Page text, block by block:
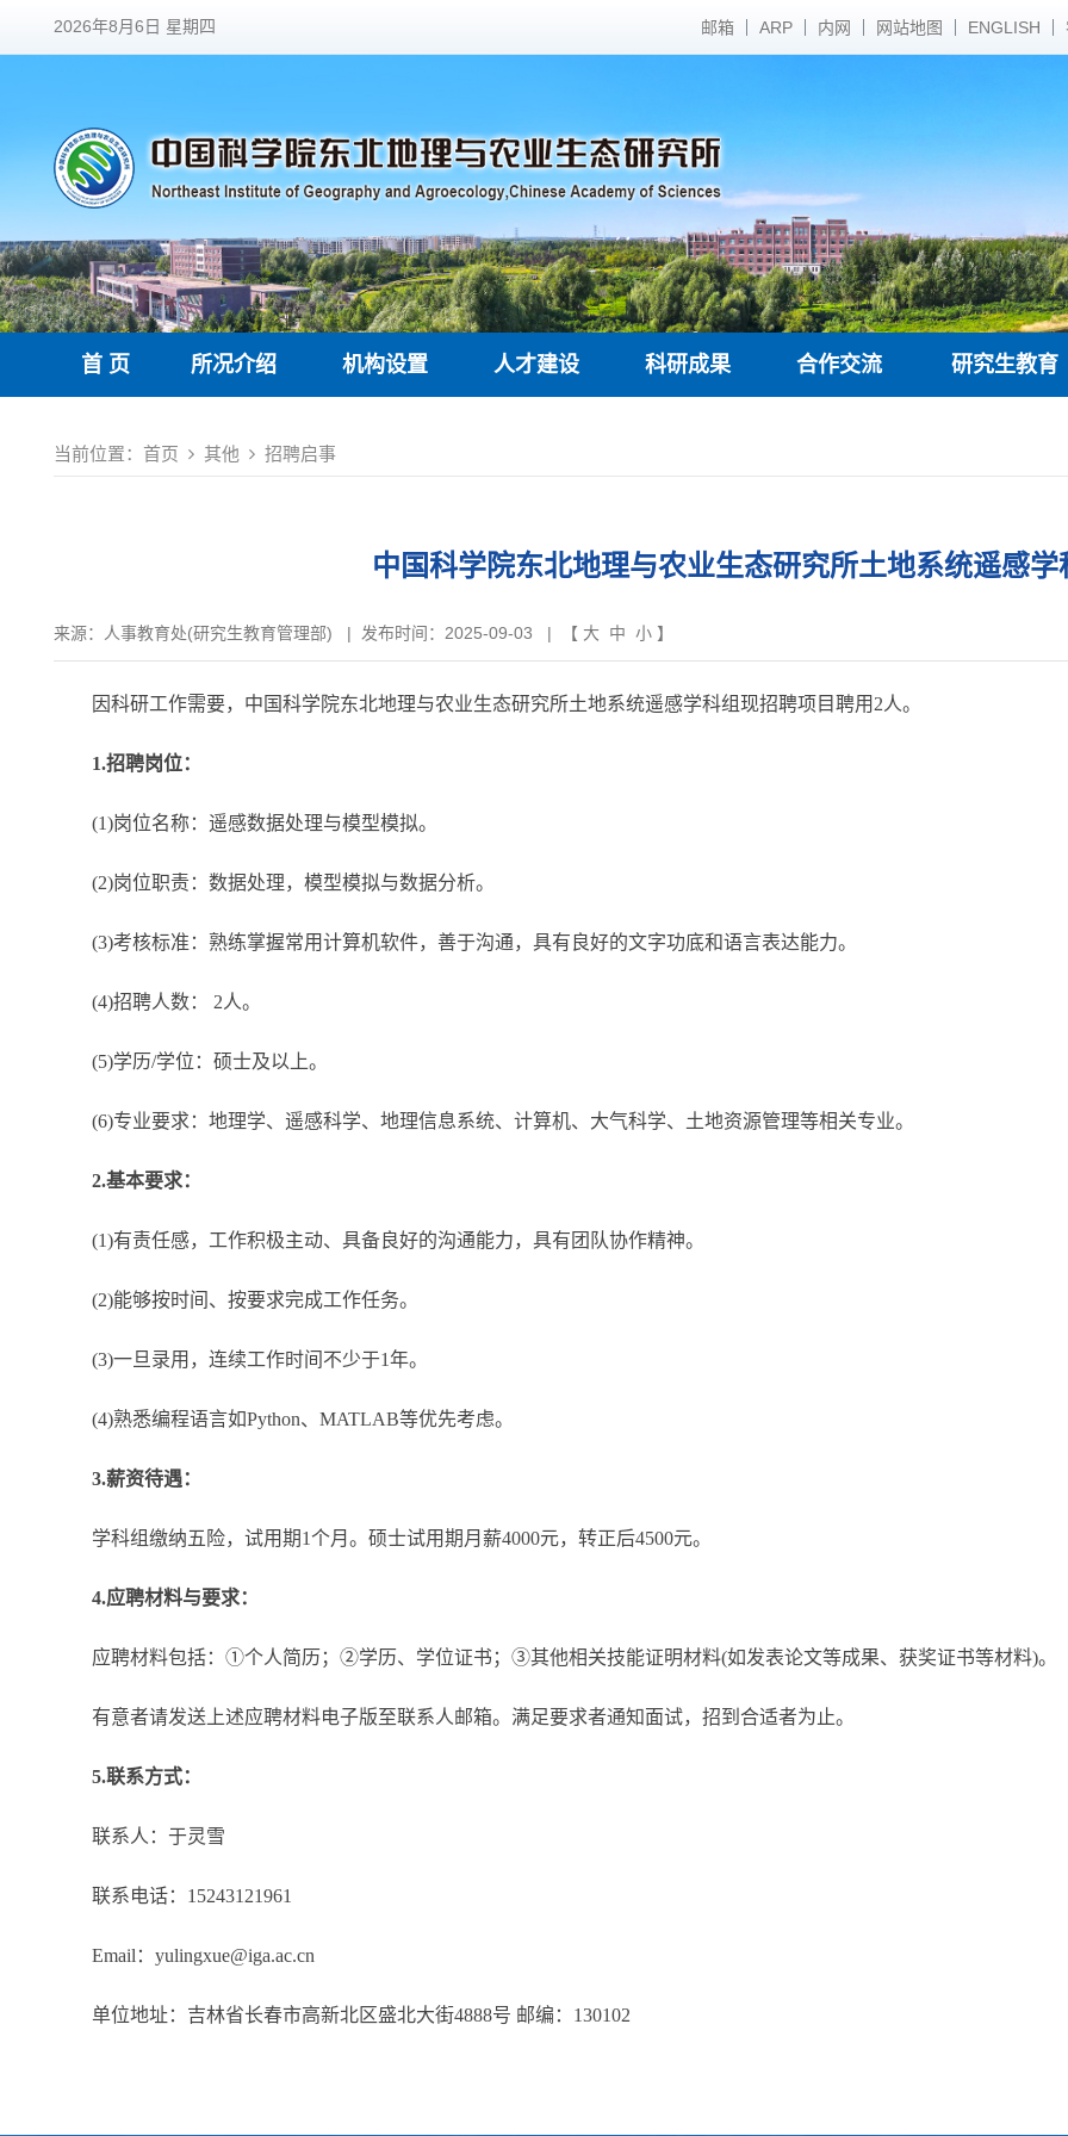
2026年8月6日 星期四 邮箱 ARP 内网 网站地图 ENGLISH
首 页 所况介绍 机构设置 人才建设 科研成果 合作交流 研究生教育
当前位置： 首页 其他 招聘启事
中国科学院东北地理与农业生态研究所土地系统遥感
来源： 人事教育处(研究生教育管理部) | 发布时间：2025-09-03 | 【 大 中 小 】
因科研工作需要，中国科学院东北地理与农业生态研究所土地系统遥感学科组现招聘项目聘用2人。
1.招聘岗位：
(1)岗位名称：遥感数据处理与模型模拟。
(2)岗位职责：数据处理，模型模拟与数据分析。
(3)考核标准：熟练掌握常用计算机软件，善于沟通，具有良好的文字功底和语言表达能力。
(4)招聘人数： 2人。
(5)学历/学位：硕士及以上。
(6)专业要求：地理学、遥感科学、地理信息系统、计算机、大气科学、土地资源管理等相关专业。
2.基本要求：
(1)有责任感，工作积极主动、具备良好的沟通能力，具有团队协作精神。
(2)能够按时间、按要求完成工作任务。
(3)一旦录用，连续工作时间不少于1年。
(4)熟悉编程语言如Python、MATLAB等优先考虑。
3.薪资待遇：
学科组缴纳五险，试用期1个月。硕士试用期月薪4000元，转正后4500元。
4.应聘材料与要求：
应聘材料包括：①个人简历；②学历、学位证书；③其他相关技能证明材料(如发表论文等成果、获奖证书等材料)。
有意者请发送上述应聘材料电子版至联系人邮箱。满足要求者通知面试，招到合适者为止。
5.联系方式：
联系人：于灵雪
联系电话：15243121961
Email：yulingxue@iga.ac.cn
单位地址：吉林省长春市高新北区盛北大街4888号 邮编：130102